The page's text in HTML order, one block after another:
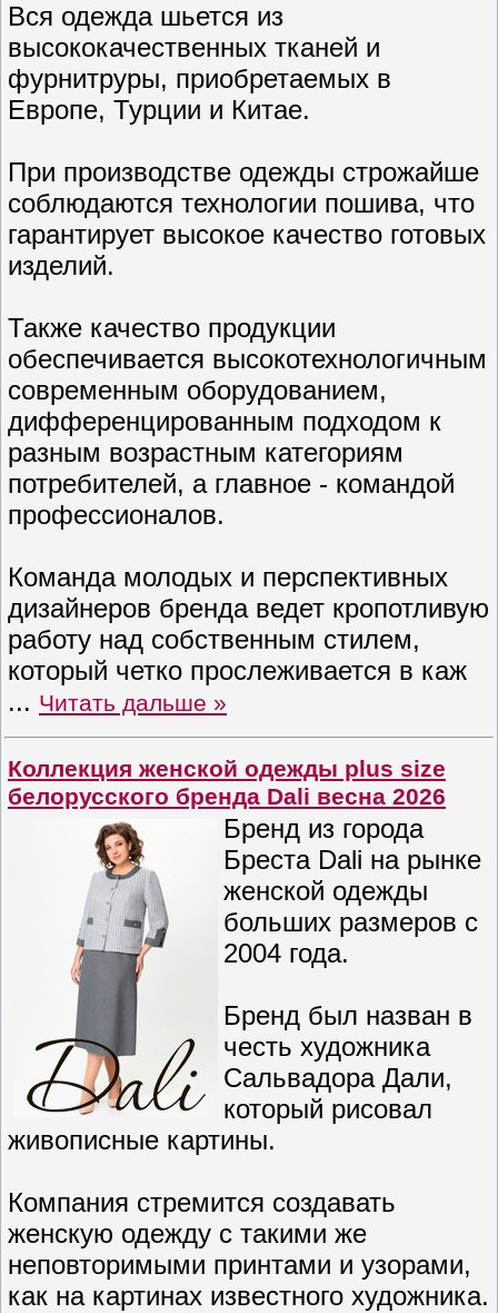
Вся одежда шьется из
высококачественных тканей и
фурнитруры, приобретаемых в
Европе, Турции и Китае.
При производстве одежды строжайше
соблюдаются технологии пошива, что
гарантирует высокое качество готовых
изделий.
Также качество продукции
обеспечивается высокотехнологичным
современным оборудованием,
дифференцированным подходом к
разным возрастным категориям
потребителей, а главное - командой
профессионалов.
Команда молодых и перспективных
дизайнеров бренда ведет кропотливую
работу над собственным стилем,
который четко прослеживается в каж
... Читать дальше »
Коллекция женской одежды plus size
белорусского бренда Dali весна 2026
Бренд из города
Бреста Dali на рынке
женской одежды
больших размеров с
2004 года.
Бренд был назван в
честь художника
Сальвадора Дали,
который рисовал
живописные картины.
Компания стремится создавать
женскую одежду с такими же
неповторимыми принтами и узорами,
как на картинах известного художника.